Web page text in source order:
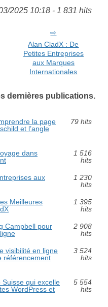
2025 10:18 - 1 831 hits
Alan CladX : De
Petites Entreprises
aux Marques
Internationales
dernières publications.
la page
et l’angle
79 hits
dans
1 516
hits
aux
1 230
hits
Meilleures
1 395
hits
Campbell pour
2 908
hits
visibilité en ligne
référencement
3 524
hits
qui excelle
WordPress et
5 554
hits